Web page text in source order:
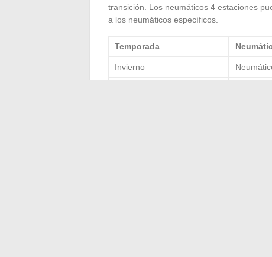
transición. Los neumáticos 4 estaciones
a los neumáticos específicos.
Temporada
Invierno